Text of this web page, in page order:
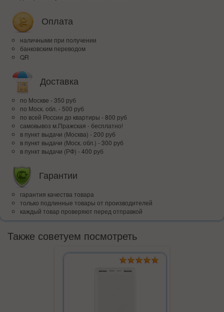
Оплата
наличными при получении
банковским переводом
QR
Доставка
по Москве - 350 руб
по Моск. обл. - 500 руб
по всей Росcии до квартиры - 800 руб
самовывоз м.Пражская - бесплатно!
в пункт выдачи (Москва) - 200 руб
в пункт выдачи (Моск. обл.) - 300 руб
в пункт выдачи (РФ) - 400 руб
Гарантии
гарантия качества товара
только подлинные товары от производителей
каждый товар проверяют перед отправкой
Также советуем посмотреть